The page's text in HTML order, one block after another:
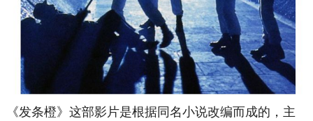
《发条橙》这部影片是根据同名小说改编而成的，主